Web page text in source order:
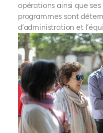
opérations ainsi que
programmes sont
d’administration et